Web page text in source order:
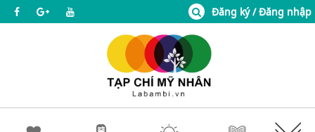
Đăng ký / Đăng nhập